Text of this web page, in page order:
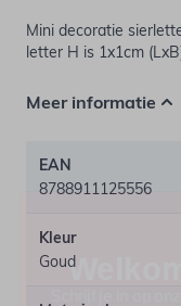
Mini decoratie
letter H is 1x1cm
Meer informatie
EAN
8788911125556
Kleur
GoudSchrijf je in op